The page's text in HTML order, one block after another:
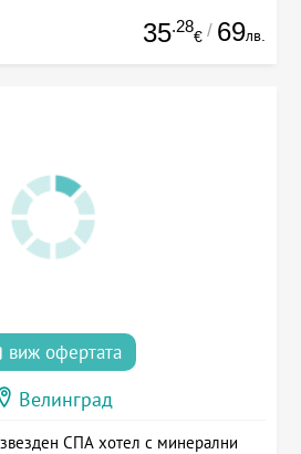
35.28
€ / 69лв.
виж офертата
Велинград
СПА хотел с минерални